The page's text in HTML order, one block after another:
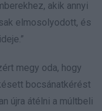
akik annyi
elmosolyodott, és
megy oda, hogy
bocsánatkérést
újra átélni a múltbeli